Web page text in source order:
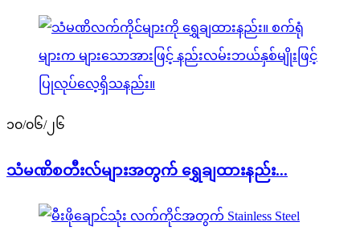
၁၀/၀၆/၂၆
သံမဏိစတီးလ်များအတွက် ရွှေချထားနည်း...